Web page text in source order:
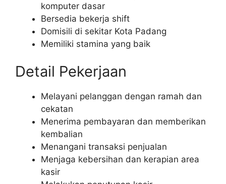
komputer dasar
Bersedia bekerja shift
Domisili di sekitar Kota Padang
Memiliki stamina yang baik
Detail Pekerjaan
Melayani pelanggan dengan ramah dan
cekatan
Menerima pembayaran dan memberikan
kembalian
Menangani transaksi penjualan
Menjaga kebersihan dan kerapian area
kasir